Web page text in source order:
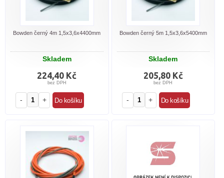
Bowden černý 4m 1,5x3,6x4400mm
Skladem
224,40 Kč
bez DPH
- +
Bowden černý 5m 1,5x3,6x5400mm
Skladem
205,80 Kč
bez DPH
- +